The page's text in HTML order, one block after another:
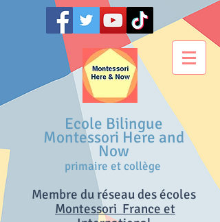
Ecole Bilingue
Montessori Here and
Now
primaire et collège
Membre du réseau des écoles
Montessori France et